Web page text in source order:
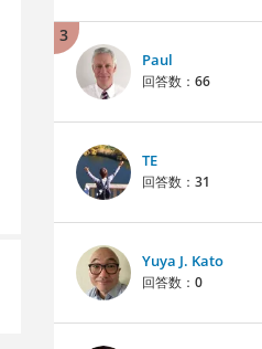
3
Paul
回答数： 66
TE
回答数： 31
Yuya J. Kato
回答数： 0